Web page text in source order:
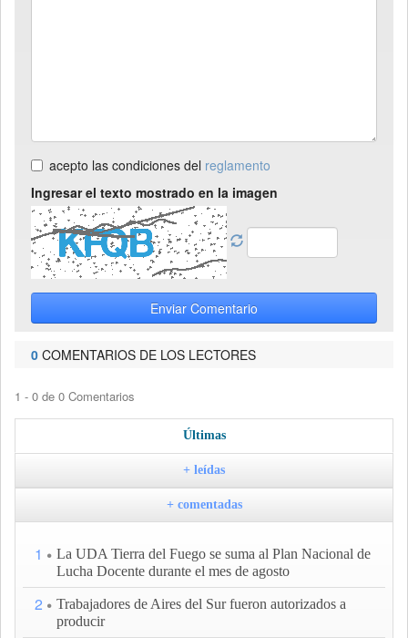
acepto las condiciones del reglamento
Ingresar el texto mostrado en la imagen
Enviar Comentario
0 COMENTARIOS DE LOS LECTORES
1 - 0 de 0 Comentarios
Últimas
+ leídas
+ comentadas
1
La UDA Tierra del Fuego se suma al Plan Nacional de
Lucha Docente durante el mes de agosto
2
Trabajadores de Aires del Sur fueron autorizados a
producir